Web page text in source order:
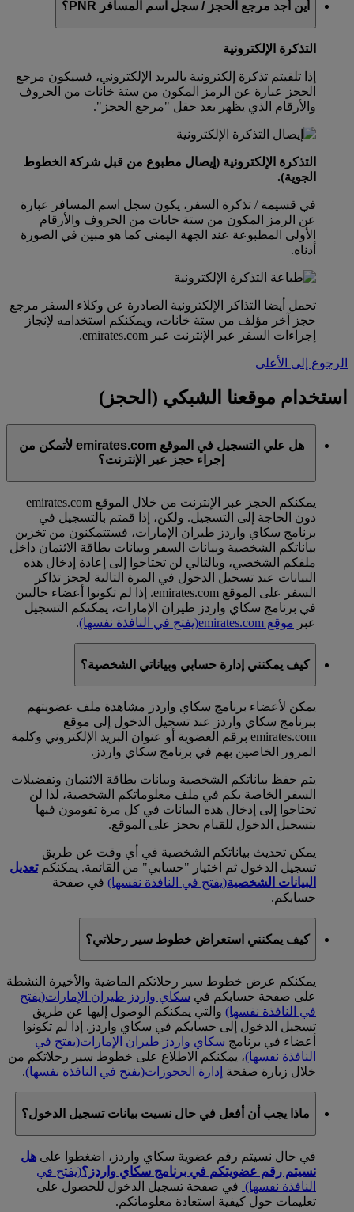
أين أجد مرجع الحجز / سجل اسم المسافر PNR؟
التذكرة الإلكترونية
إذا تلقيتم تذكرة إلكترونية بالبريد الإلكتروني، فسيكون مرجع
الحجز عبارة عن الرمز المكون من ستة خانات من الحروف
والأرقام الذي يظهر بعد حقل "مرجع الحجز".
التذكرة الإلكترونية (إيصال مطبوع من قبل شركة الخطوط
الجوية).
في قسيمة / تذكرة السفر، يكون سجل اسم المسافر عبارة
عن الرمز المكون من ستة خانات من الحروف والأرقام
الأولى المطبوعة عند الجهة اليمنى كما هو مبين في الصورة
أدناه.
تحمل أيضا التذاكر الإلكترونية الصادرة عن وكلاء السفر مرجع
حجز آخر مؤلف من ستة خانات، ويمكنكم استخدامه لإنجاز
إجراءات السفر عبر الإنترنت عبر emirates.com.
الرجوع إلى الأعلى
استخدام موقعنا الشبكي (الحجز)
هل علي التسجيل في الموقع emirates.com لأتمكن من
إجراء حجز عبر الإنترنت؟
يمكنكم الحجز عبر الإنترنت من خلال الموقع emirates.com
دون الحاجة إلى التسجيل. ولكن، إذا قمتم بالتسجيل في
برنامج سكاي واردز طيران الإمارات، فستتمكنون من تخزين
بياناتكم الشخصية وبيانات السفر وبيانات بطاقة الائتمان داخل
ملفكم الشخصي، وبالتالي لن تحتاجوا إلى إعادة إدخال هذه
البيانات عند تسجيل الدخول في المرة التالية لحجز تذاكر
السفر على الموقع emirates.com. إذا لم تكونوا أعضاء حاليين
في برنامج سكاي واردز طيران الإمارات، يمكنكم التسجيل
عبر موقع emirates.com (يفتح في النافذة نفسها).
كيف يمكنني إدارة حسابي وبياناتي الشخصية؟
يمكن لأعضاء برنامج سكاي واردز مشاهدة ملف عضويتهم
ببرنامج سكاي واردز عند تسجيل الدخول إلى موقع
emirates.com برقم العضوية أو عنوان البريد الإلكتروني وكلمة
المرور الخاصين بهم في برنامج سكاي واردز.
يتم حفظ بياناتكم الشخصية وبيانات بطاقة الائتمان وتفضيلات
السفر الخاصة بكم في ملف معلوماتكم الشخصية، لذا لن
تحتاجوا إلى إدخال هذه البيانات في كل مرة تقومون فيها
بتسجيل الدخول للقيام بحجز على الموقع.
يمكن تحديث بياناتكم الشخصية في أي وقت عن طريق
تسجيل الدخول ثم اختيار "حسابي" من القائمة. يمكنكمتعديل
البيانات الشخصية(يفتح في النافذة نفسها) في صفحة
حسابكم.
كيف يمكنني استعراض خطوط سير رحلاتي؟
يمكنكم عرض خطوط سير رحلاتكم الماضية والأخيرة النشطة
على صفحة حسابكم في سكاي واردز طيران الإمارات(يفتح
في النافذة نفسها) والتي يمكنكم الوصول إليها عن طريق
تسجيل الدخول إلى حسابكم في سكاي واردز. إذا لم تكونوا
أعضاء في برنامج سكاي واردز طيران الإمارات(يفتح في
النافذة نفسها)، يمكنكم الاطلاع على خطوط سير رحلاتكم من
خلال زيارة صفحة إدارة الحجوزات(يفتح في النافذة نفسها).
ماذا يجب أن أفعل في حال نسيت بيانات تسجيل الدخول؟
في حال نسيتم رقم عضوية سكاي واردز، اضغطوا على هل
نسيتم رقم عضويتكم في برنامج سكاي واردز؟(يفتح في
النافذة نفسها) في صفحة تسجيل الدخول للحصول على
تعليمات حول كيفية استعادة معلوماتكم.